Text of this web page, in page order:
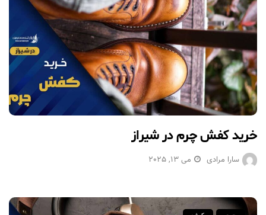
خرید کفش چرم در شیراز
سارا مرادی می 13, 2025